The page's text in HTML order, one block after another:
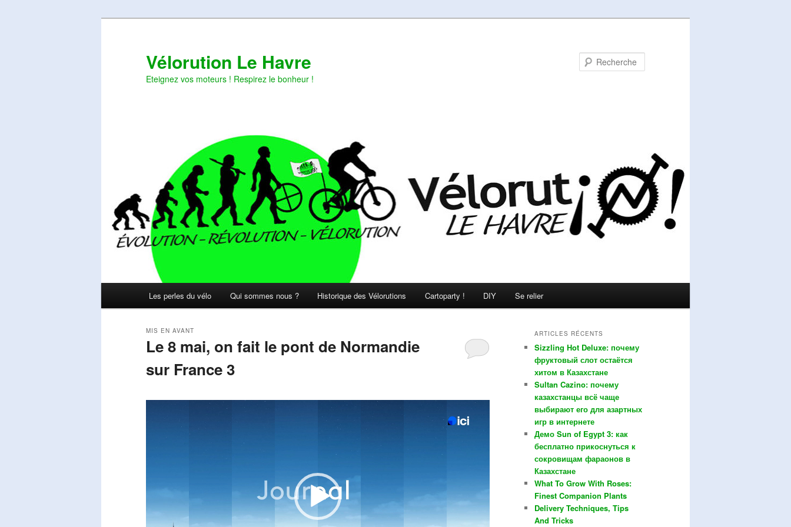
Vélorution Le Havre
Eteignez vos moteurs ! Respirez le bonheur !
Les perles du vélo Qui sommes nous ? Historique des Vélorutions Cartoparty ! DIY Se relier
Le 8 mai, on fait le pont de Normandie
sur France 3
MIS EN AVANT ARTICLES RÉCENTS
Sizzling Hot Deluxe: почему
фруктовый слот остаётся
хитом в Казахстане
Sultan Cazino: почему
казахстанцы всё чаще
выбирают его для азартных
игр в интернете
Демо Sun of Egypt 3: как
бесплатно прикоснуться к
сокровищам фараонов в
Казахстане
What To Grow With Roses:
Finest Companion Plants
Delivery Techniques, Tips
And Tricks